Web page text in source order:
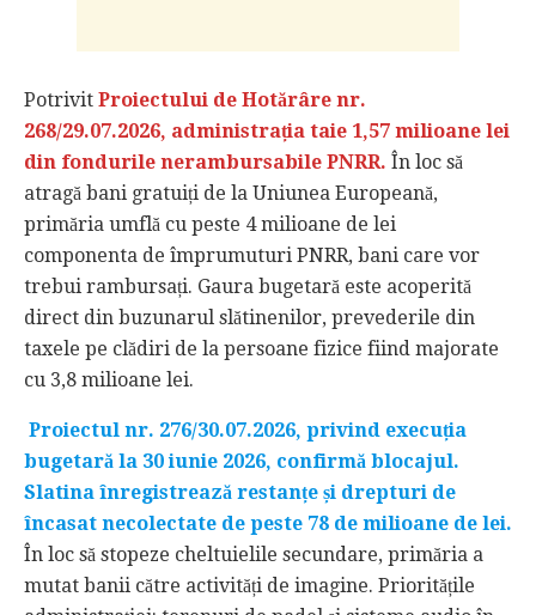
Potrivit Proiectului de Hotărâre nr.
268/29.07.2026, administrația taie 1,57 milioane lei
din fondurile nerambursabile PNRR. În loc să
atragă bani gratuiți de la Uniunea Europeană,
primăria umflă cu peste 4 milioane de lei
componenta de împrumuturi PNRR, bani care vor
trebui rambursați. Gaura bugetară este acoperită
direct din buzunarul slătinenilor, prevederile din
taxele pe clădiri de la persoane fizice fiind majorate
cu 3,8 milioane lei.
Proiectul nr. 276/30.07.2026, privind execuția
bugetară la 30 iunie 2026, confirmă blocajul.
Slatina înregistrează restanțe și drepturi de
încasat necolectate de peste 78 de milioane de lei.
În loc să stopeze cheltuielile secundare, primăria a
mutat banii către activități de imagine. Prioritățile